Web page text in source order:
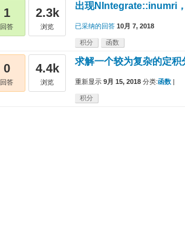
1
回答
2.3k
浏览
出现NIntegrate::inumri
已采纳的回答 10月 7, 2018
积分 函数
0
回答
4.4k
浏览
求解一个较为复杂的定积
重新显示 9月 15, 2018 分类:函数
积分